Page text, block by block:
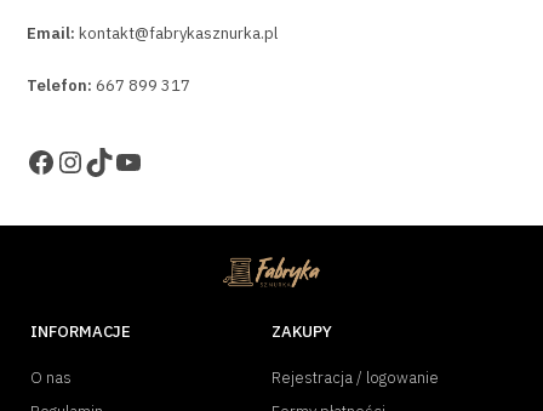
Email:kontakt@fabrykasznurka.pl
Telefon:667 899 317
INFORMACJE
O nas
ZAKUPY
Rejestracja / logowanie